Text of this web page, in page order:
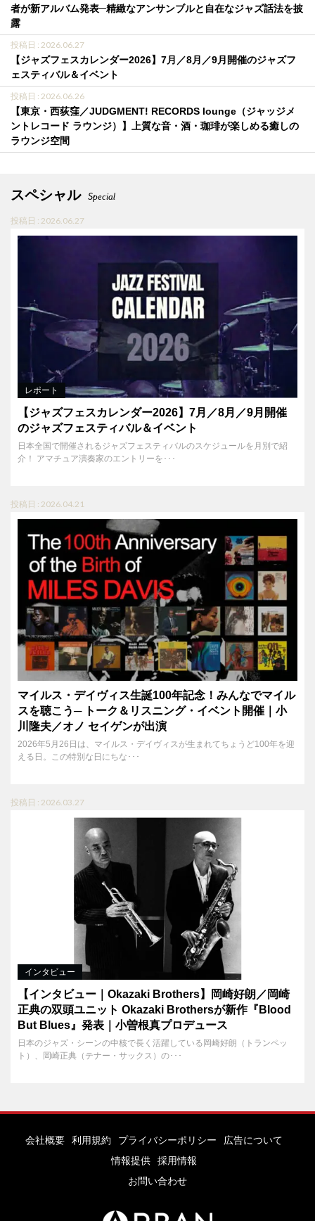
者が新アルバム発表─精緻なアンサンブルと自在なジャズ話法を披
露
投稿日 : 2026.06.27
【ジャズフェスカレンダー2026】7月／8月／9月開催のジャズフ
ェスティバル＆イベント
投稿日 : 2026.06.26
【東京・西荻窪／JUDGMENT! RECORDS lounge（ジャッジメ
ントレコード ラウンジ）】上質な音・酒・珈琲が楽しめる癒しの
ラウンジ空間
スペシャル Special
投稿日 : 2026.06.27
レポート
【ジャズフェスカレンダー2026】7月／8月／9月開催
のジャズフェスティバル＆イベント
日本全国で開催されるジャズフェスティバルのスケジュールを月別で紹
介！ アマチュア演奏家のエントリーを･･･
投稿日 : 2026.04.21
マイルス・デイヴィス生誕100年記念！みんなでマイル
スを聴こう─ トーク＆リスニング・イベント開催｜小
川隆夫／オノ セイゲンが出演
2026年5月26日は、マイルス・デイヴィスが生まれてちょうど100年を迎
える日。この特別な日にちな･･･
投稿日 : 2026.03.27
インタビュー
【インタビュー｜Okazaki Brothers】岡崎好朗／岡崎
正典の双頭ユニット Okazaki Brothersが新作『Blood
But Blues』発表｜小曽根真プロデュース
日本のジャズ・シーンの中核で長く活躍している岡崎好朗（トランペッ
ト）、岡崎正典（テナー・サックス）の･･･
会社概要 利用規約 プライバシーポリシー
広告について
情報提供
採用情報
お問い合わせ